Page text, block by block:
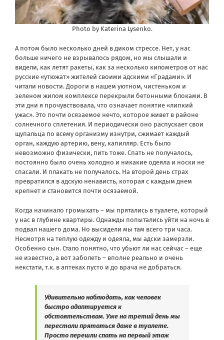
Photo by Katerina Lysenko.
А потом было несколько дней в диком стрессе. Нет, у нас
больше ничего не взрывалось рядом, но мы слышали и
видели, как летят ракеты, как за несколько километров от нас
русские «утюжат» жителей своими адскими «Градами». И
читали новости. Дороги в нашем уютном, чистеньком и
зеленом жилом комплексе перекрыли бетонными блоками. В
эти дни я прочувствовала, что означает понятие «липкий
ужас». Это почти осязаемое нечто, которое живет в районе
солнечного сплетения. И периодически оно распускает свои
щупальца по всему организму изнутри, сжимает каждый
орган, каждую артерию, вену, капилляр. Есть было
невозможно физически, пить тоже. Спать не получалось,
постоянно было очень холодно и никакие одеяла и носки не
спасали. И плакать не получалось. На второй день страх
превратился в адскую ненависть, которая с каждым днем
крепнет и становится почти осязаемой.
Когда начинало громыхать – мы прятались в туалете, который
у нас в глубине квартиры. Однажды попытались уйти на ночь в
подвал нашего дома. Но высидели мы там всего три часа.
Несмотря на теплую одежду и одеяла, мы адски замерзли.
Особенно сын. Стало понятно, что убьют ли нас сейчас – еще
не известно, а вот заболеть – вполне реально и очень
некстати, т.к. в аптеках пусто и до врача не добраться.
Удивительно наблюдать, как человек
быстро адаптируется к
обстоятельствам. Уже на третий день мы
перестали прятаться даже в туалете.
Просто перешли спать на первый этаж